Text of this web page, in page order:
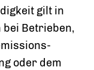
gilt in
Betrieben,
oder dem